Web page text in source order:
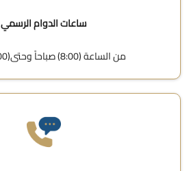
ساعات الدوام الرسمي
من الساعة (8:00) صباحاً وحتى(3:00) مساءً